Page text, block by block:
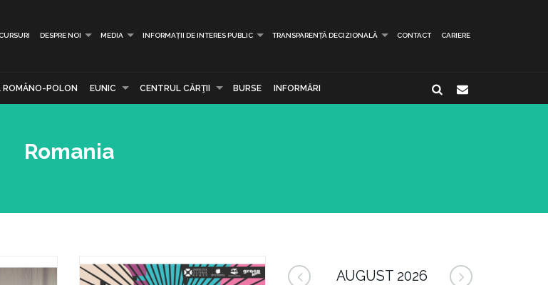
DESPRE NOI MEDIA INFORMAȚII DE INTERES PUBLIC TRANSPARENȚĂ DECIZIONALĂ CONTACT CARIERE
ROMÂNO-POLON EUNIC CENTRUL CĂRŢII BURSE INFORMĂRI
Romania
AUGUST 2026